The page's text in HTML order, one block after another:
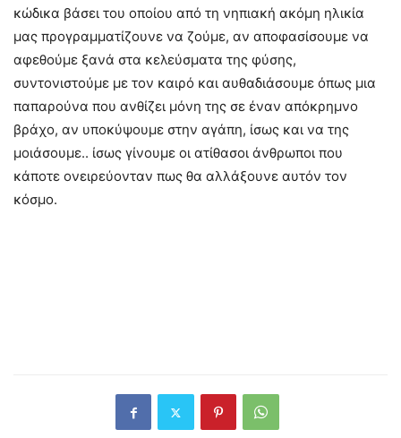
κώδικα βάσει του οποίου από τη νηπιακή ακόμη ηλικία
μας προγραμματίζουνε να ζούμε, αν αποφασίσουμε να
αφεθούμε ξανά στα κελεύσματα της φύσης,
συντονιστούμε με τον καιρό και αυθαδιάσουμε όπως μια
παπαρούνα που ανθίζει μόνη της σε έναν απόκρημνο
βράχο, αν υποκύψουμε στην αγάπη, ίσως και να της
μοιάσουμε.. ίσως γίνουμε οι ατίθασοι άνθρωποι που
κάποτε ονειρεύονταν πως θα αλλάξουνε αυτόν τον
κόσμο.